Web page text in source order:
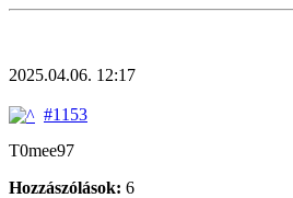
2025.04.06. 12:17
#1153
T0mee97
Hozzászólások: 6